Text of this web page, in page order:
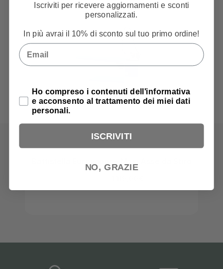
Iscriviti per ricevere aggiornamenti e sconti
personalizzati.
In più avrai il 10% di sconto sul tuo primo ordine!
Email
Privacy Policy
Ho compreso i contenuti dell'informativa
e acconsento al trattamento dei miei dati
personali.
ISCRIVITI
NO, GRAZIE